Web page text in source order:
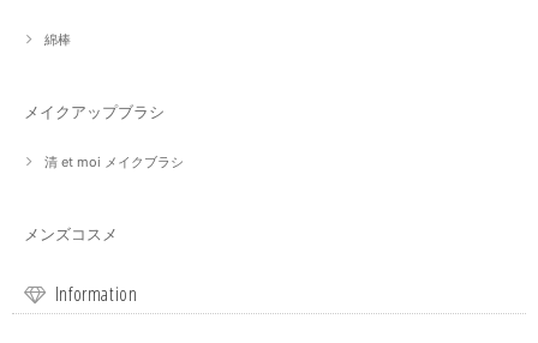
綿棒
メイクアップブラシ
清 et moi メイクブラシ
メンズコスメ
Information